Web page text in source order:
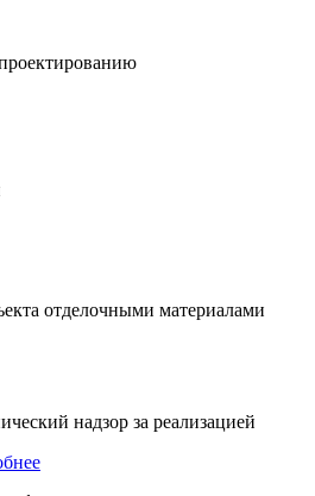
отделочными материалами
надзор за реализацией